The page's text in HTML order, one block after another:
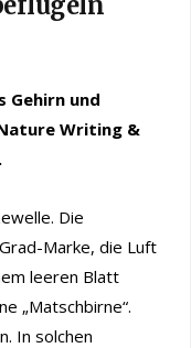
Gehirn und
Writing &
Die
Marke, die Luft
leeren Blatt
„Matschbirne“.
In solchen